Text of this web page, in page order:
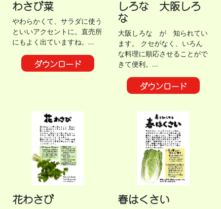
わさび菜
やわらかくて、サラダに使う
といいアクセントに。直売所
にもよく出ていますね。…
ダウンロード
しろな 大阪しろ
な
大阪しろな が 知られてい
ます。 クセがなく、いろん
な料理に順応させることがで
きて便利。…
ダウンロード
花わさび 春はくさい